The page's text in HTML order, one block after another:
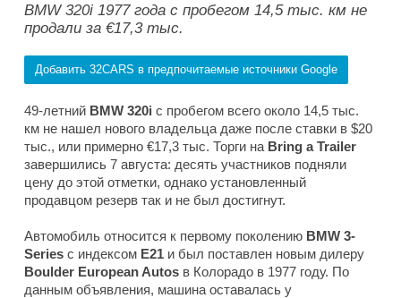
BMW 320i 1977 года с пробегом 14,5 тыс. км не
продали за €17,3 тыс.
Добавить 32CARS в предпочитаемые источники Google
49-летний BMW 320i с пробегом всего около 14,5 тыс.
км не нашел нового владельца даже после ставки в $20
тыс., или примерно €17,3 тыс. Торги на Bring a Trailer
завершились 7 августа: десять участников подняли
цену до этой отметки, однако установленный
продавцом резерв так и не был достигнут.
Автомобиль относится к первому поколению BMW 3-
Series с индексом E21 и был поставлен новым дилеру
Boulder European Autos в Колорадо в 1977 году. По
данным объявления, машина оставалась у